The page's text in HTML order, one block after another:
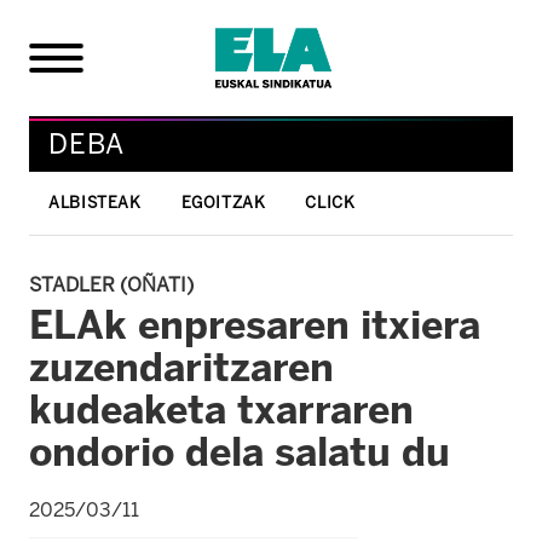
DEBA
ALBISTEAK EGOITZAK CLICK
STADLER (OÑATI)
ELAk enpresaren itxiera
zuzendaritzaren
kudeaketa txarraren
ondorio dela salatu du
2025/03/11